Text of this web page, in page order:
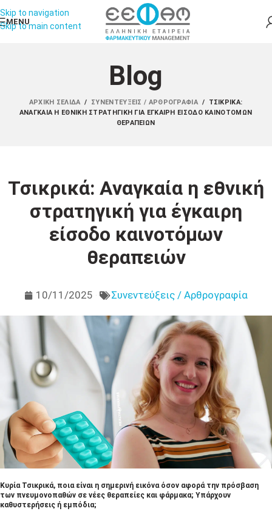
Skip to navigation
Skip to main content
MENU
Blog
ΑΡΧΙΚΉ ΣΕΛΊΔΑ / ΣΥΝΕΝΤΕΎΞΕΙΣ / ΑΡΘΡΟΓΡΑΦΊΑ /
ΤΣΙΚΡΙΚΆ:
ΑΝΑΓΚΑΊΑ Η ΕΘΝΙΚΉ ΣΤΡΑΤΗΓΙΚΉ ΓΙΑ ΈΓΚΑΙΡΗ ΕΊΣΟΔΟ ΚΑΙΝΟΤΌΜΩΝ
ΘΕΡΑΠΕΙΏΝ
Τσικρικά: Αναγκαία η εθνική
στρατηγική για έγκαιρη
είσοδο καινοτόμων
θεραπειών
10/11/2025 Συνεντεύξεις / Αρθρογραφία
Κυρία Τσικρικά, ποια είναι η σημερινή εικόνα όσον αφορά την πρόσβαση
των πνευμονοπαθών σε νέες θεραπείες και φάρμακα; Υπάρχουν
καθυστερήσεις ή εμπόδια;